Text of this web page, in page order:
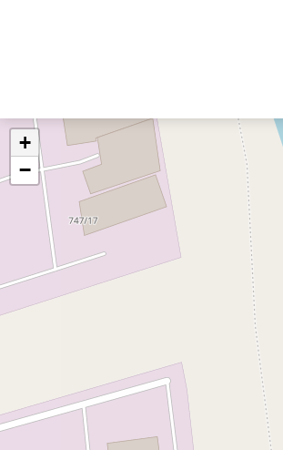
+
−